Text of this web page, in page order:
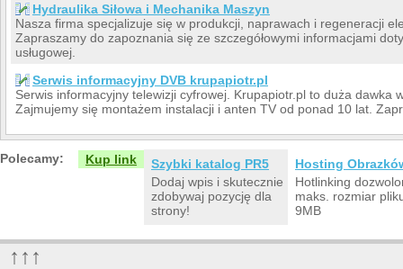
Hydraulika Siłowa i Mechanika Maszyn
Nasza firma specjalizuje się w produkcji, naprawach i regeneracji
Zapraszamy do zapoznania się ze szczegółowymi informacjami
usługowej.
Serwis informacyjny DVB krupapiotr.pl
Serwis informacyjny telewizji cyfrowej. Krupapiotr.pl to duża dawka
Zajmujemy się montażem instalacji i anten TV od ponad 10 lat.
Polecamy: Kup link
Szybki katalog PR5
Dodaj wpis i skutecznie
zdobywaj pozycję dla
strony!
Hosting
Hotlinking
maks. rozmiar
9MB
↑↑↑